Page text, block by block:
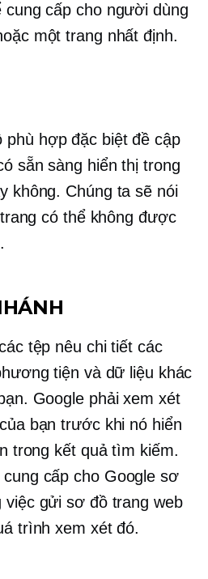
cung cấp cho người dùng
một trang nhất định.
phù hợp đặc biệt đề cập
sẵn sàng hiển thị trong
không. Chúng ta sẽ nói
có thể không được
tệp nêu chi tiết các
tiện và dữ liệu khác
Google phải xem xét
bạn trước khi nó hiển
trong kết quả tìm kiếm.
cấp cho Google sơ
việc gửi sơ đồ trang web
trình xem xét đó.